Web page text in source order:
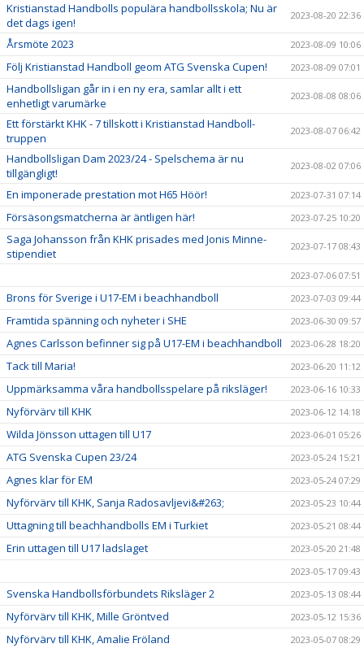
Kristianstad Handbolls populära handbollsskola; Nu är
det dags igen!
2023-08-20 22:36
Årsmöte 2023 2023-08-09 10:06
Följ Kristianstad Handboll geom ATG Svenska Cupen! 2023-08-09 07:01
Handbollsligan går in i en ny era, samlar allt i ett
enhetligt varumärke
2023-08-08 08:06
Ett förstärkt KHK - 7 tillskott i Kristianstad Handboll-
truppen
2023-08-07 06:42
Handbollsligan Dam 2023/24 - Spelschema är nu
tillgängligt!
2023-08-02 07:06
En imponerade prestation mot H65 Höör! 2023-07-31 07:14
Försäsongsmatcherna är äntligen här! 2023-07-25 10:20
Saga Johansson från KHK prisades med Jonis Minne-
stipendiet
2023-07-17 08:43
2023-07-06 07:51
Brons för Sverige i U17-EM i beachhandboll 2023-07-03 09:44
Framtida spänning och nyheter i SHE 2023-06-30 09:57
Agnes Carlsson befinner sig på U17-EM i beachhandboll 2023-06-28 18:20
Tack till Maria! 2023-06-20 11:12
Uppmärksamma våra handbollsspelare på riksläger! 2023-06-16 10:33
Nyförvärv till KHK 2023-06-12 14:18
Wilda Jönsson uttagen till U17 2023-06-01 05:26
ATG Svenska Cupen 23/24 2023-05-24 15:21
Agnes klar för EM 2023-05-24 07:29
Nyförvärv till KHK, Sanja Radosavljevi&#263; 2023-05-23 10:44
Uttagning till beachhandbolls EM i Turkiet 2023-05-21 08:44
Erin uttagen till U17 ladslaget
2023-05-20 21:48
2023-05-17 09:43
Svenska Handbollsförbundets Riksläger 2 2023-05-13 08:44
Nyförvärv till KHK, Mille Gröntved 2023-05-12 15:36
Nyförvärv till KHK, Amalie Fröland 2023-05-07 08:29